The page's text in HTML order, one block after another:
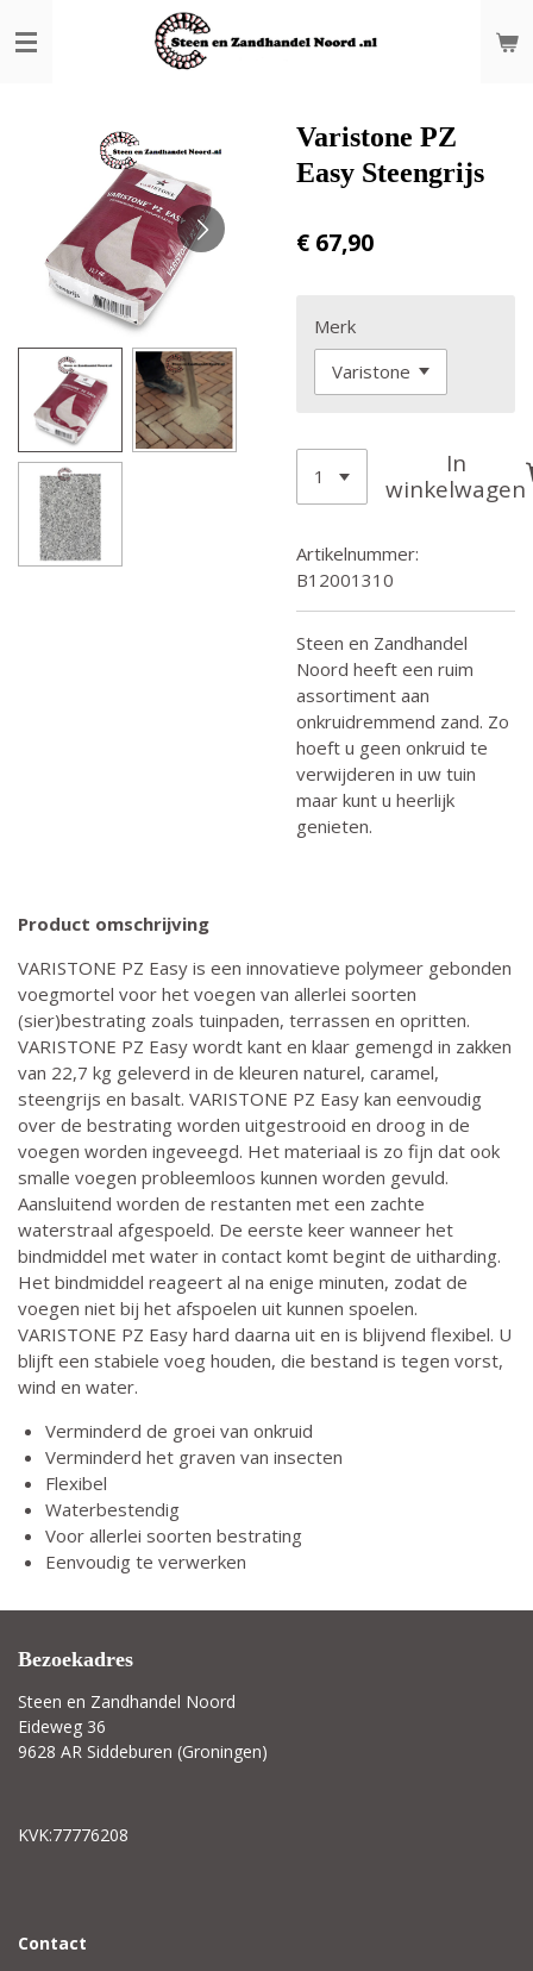
direct
hoofdinhoud
Varistone PZ
Easy Steengrijs
€ 67,90
Merk
In
winkelwagen
Artikelnummer:
B12001310
Steen en Zandhandel
Noord heeft een ruim
assortiment aan
onkruidremmend zand. Zo
hoeft u geen onkruid te
verwijderen in uw tuin
maar kunt u heerlijk
genieten.
Product omschrijving
VARISTONE PZ Easy is een innovatieve polymeer gebonden
voegmortel voor het voegen van allerlei soorten
(sier)bestrating zoals tuinpaden, terrassen en opritten.
VARISTONE PZ Easy wordt kant en klaar gemengd in zakken
van 22,7 kg geleverd in de kleuren naturel, caramel,
steengrijs en basalt. VARISTONE PZ Easy kan eenvoudig
over de bestrating worden uitgestrooid en droog in de
voegen worden ingeveegd. Het materiaal is zo fijn dat ook
smalle voegen probleemloos kunnen worden gevuld.
Aansluitend worden de restanten met een zachte
waterstraal afgespoeld. De eerste keer wanneer het
bindmiddel met water in contact komt begint de uitharding.
Het bindmiddel reageert al na enige minuten, zodat de
voegen niet bij het afspoelen uit kunnen spoelen.
VARISTONE PZ Easy hard daarna uit en is blijvend flexibel. U
blijft een stabiele voeg houden, die bestand is tegen vorst,
wind en water.
Verminderd de groei van onkruid
Verminderd het graven van insecten
Flexibel
Waterbestendig
Voor allerlei soorten bestrating
Eenvoudig te verwerken
Bezoekadres
Steen en Zandhandel Noord
Eideweg 36
9628 AR Siddeburen (Groningen)
KVK:77776208
Contact